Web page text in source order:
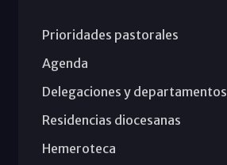
Prioridades pastorales
Agenda
Delegaciones y departamentos
Residencias diocesanas
Hemeroteca